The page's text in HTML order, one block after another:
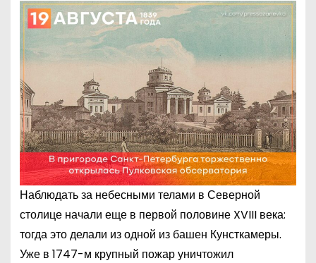
Наблюдать за небесными телами в Северной
столице начали еще в первой половине XVIII века:
тогда это делали из одной из башен Кунсткамеры.
Уже в 1747-м крупный пожар уничтожил